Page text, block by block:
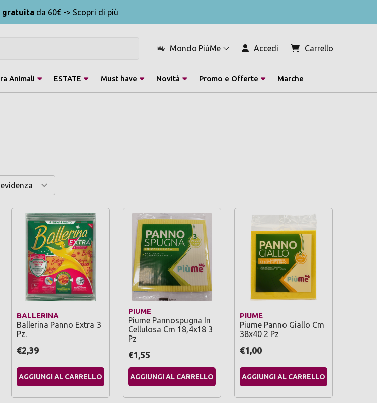
gratuita da 60€ -> Scopri di più
Mondo PiùMe Accedi Carrello
Animali ESTATE Must have Novità Promo e Offerte Marche
BALLERINA
Ballerina Panno Extra 3
Pz.
€2,39
AGGIUNGI AL CARRELLO
PIUME
Piume Pannospugna In
Cellulosa Cm 18,4x18 3
Pz
€1,55
AGGIUNGI AL CARRELLO
PIUME
Piume Panno Giallo Cm
38x40 2 Pz
€1,00
AGGIUNGI AL CARRELLO